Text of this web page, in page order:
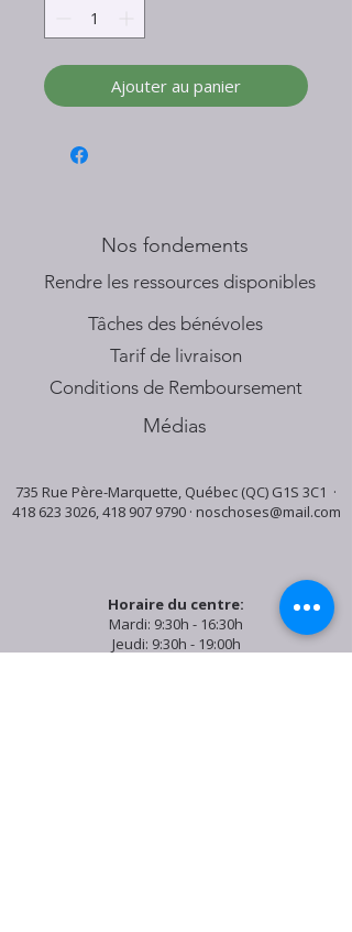
Ajouter au panier
Nos fondements
​Rendre les ressources disponibles
Tâches des bénévoles
Tarif de livraison
Conditions de Remboursement
Médias
735 Rue Père-Marquette, Québec (QC) G1S 3C1 ·
418 623 3026,418 907 9790· noschoses@mail.com
Horaire du centre:
Mardi: 9:30h - 16:30h
Jeudi: 9:30h - 19:00h